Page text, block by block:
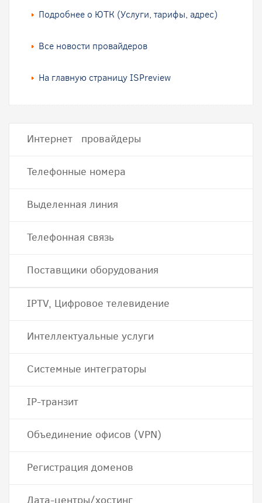
Подробнее о ЮТК (Услуги, тарифы, адрес)
Все новости провайдеров
На главную страницу ISPreview
Интернет провайдеры
Телефонные номера
Выделенная линия
Телефонная связь
Поставщики оборудования
IPTV, Цифровое телевидение
Интеллектуальные услуги
Системные интеграторы
IP-транзит
Объединение офисов (VPN)
Регистрация доменов
Дата-центры/хостинг